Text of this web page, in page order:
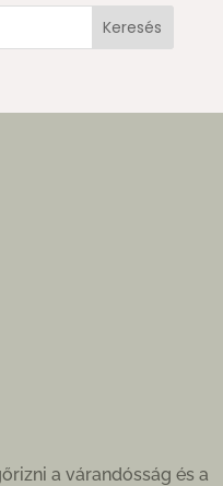
Keresés
a várandósság és a